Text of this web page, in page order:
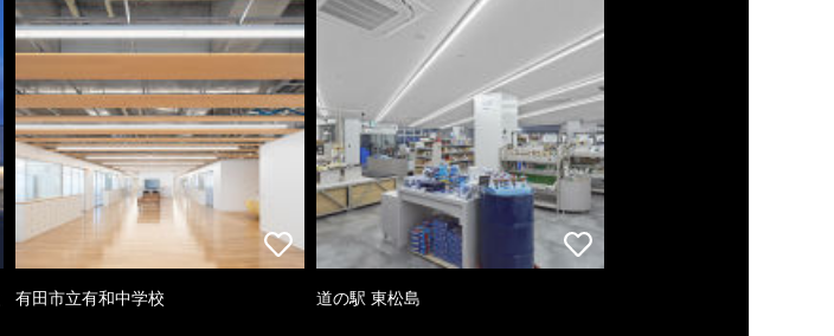
有田市立有和中学校 道の駅 東松島